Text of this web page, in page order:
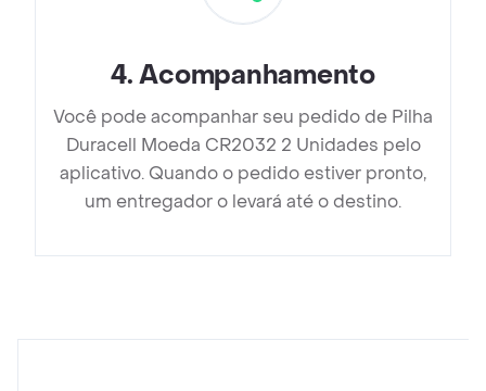
4.Acompanhamento
Você pode acompanhar seu pedido de Pilha
Duracell Moeda CR2032 2 Unidades pelo
aplicativo. Quando o pedido estiver pronto,
um entregador o levará até o destino.